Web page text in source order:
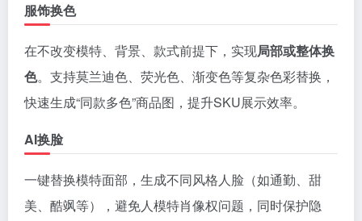
服饰换色
在不改变模特、背景、款式前提下，实现局部或整体换
色。支持莫兰迪色、荧光色、渐变色等复杂色彩替换，
快速生成“同款多色”商品图，提升SKU展示效率。
AI换脸
一键替换模特面部，生成不同风格人脸（如通勤、甜
美、酷飒等），避免人模特肖像权问题，同时保护隐